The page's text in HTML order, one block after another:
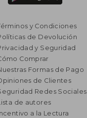
y Condiciones
de Devolución
y Seguridad
Comprar
Formas de Pago
de Clientes
Redes Sociales
de autores
a la Lectura